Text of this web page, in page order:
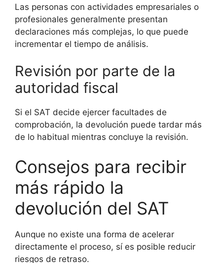
Las personas con actividades empresariales o
profesionales generalmente presentan
declaraciones más complejas, lo que puede
incrementar el tiempo de análisis.
Revisión por parte de la
autoridad fiscal
Si el SAT decide ejercer facultades de
comprobación, la devolución puede tardar más
de lo habitual mientras concluye la revisión.
Consejos para recibir
más rápido la
devolución del SAT
Aunque no existe una forma de acelerar
directamente el proceso, sí es posible reducir
riesgos de retraso.